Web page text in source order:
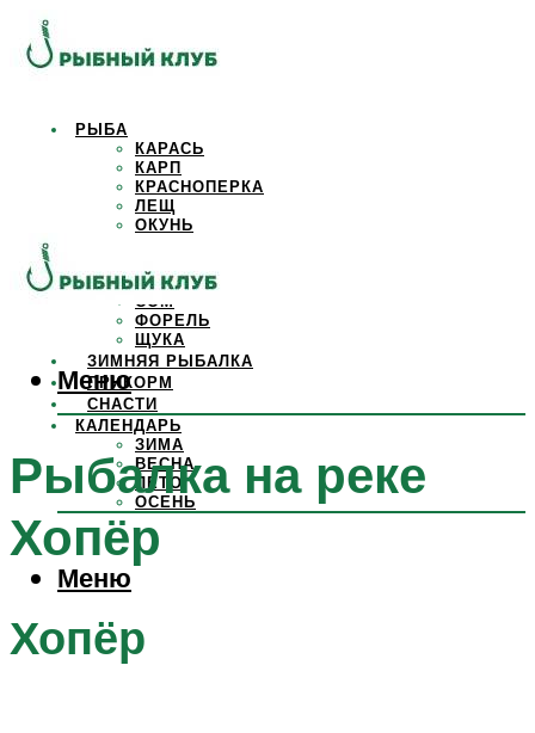
РЫБА
КАРАСЬ
КАРП
КРАСНОПЕРКА
ЛЕЩ
ОКУНЬ
САЗАН
СОМ
ФОРЕЛЬ
ЩУКА
ЗИМНЯЯ РЫБАЛКА
ПРИКОРМ
СНАСТИ
КАЛЕНДАРЬ
ЗИМА
ВЕСНА
ЛЕТО
ОСЕНЬ
Меню
Меню
Рыбалка на реке
Хопёр
Хопёр